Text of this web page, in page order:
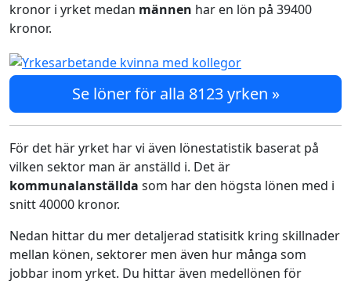
kronor i yrket medan männen har en lön på 39400
kronor.
Se löner för alla 8123 yrken »
För det här yrket har vi även lönestatistik baserat på
vilken sektor man är anställd i. Det är
kommunalanställda som har den högsta lönen med i
snitt 40000 kronor.
Nedan hittar du mer detaljerad statisitk kring skillnader
mellan könen, sektorer men även hur många som
jobbar inom yrket. Du hittar även medellönen för